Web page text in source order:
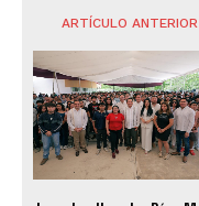
ARTÍCULO ANTERIOR